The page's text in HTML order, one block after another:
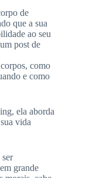
de
que a sua
ao seu
post de
como
e como
, ela aborda
vida
grande